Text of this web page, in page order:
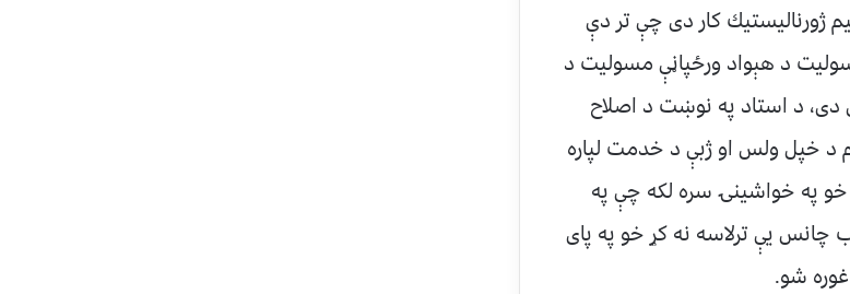
كار دى چې تر دې
د هېواد ورځپاڼې مسوليت د
د استاد په نوښت د اصلاح
د خپل ولس او ژبې د خدمت لپاره
خو په خواشينۍ سره لكه چې په
چانس يې ترلاسه نه كړ خو په پاى
شو.